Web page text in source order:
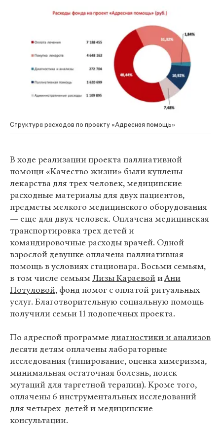
Структура расходов по проекту «Адресная помощь»
В ходе реализации проекта паллиативной
помощи «Качество жизни» были куплены
лекарства для трех человек, медицинские
расходные материалы для двух пациентов,
предметы мелкого медицинского оборудования
— еще для двух человек. Оплачена медицинская
транспортировка трех детей и
командировочные расходы врачей. Одной
взрослой девушке оплачена паллиативная
помощь в условиях стационара. Восьми семьям,
в том числе семьямЛизы КараевойиАни
Потуловой, фонд помог с оплатой ритуальных
услуг. Благотворительную социальную помощь
получили семьи 11 подопечных проекта.
По адресной программе диагностики и анализов
десяти детям оплачены лабораторные
исследования (типирование, оценка химеризма,
минимальная остаточная болезнь, поиск
мутаций для таргетной терапии). Кроме того,
оплачены 6 инструментальных исследований
для четырех детей и медицинские
консультации.